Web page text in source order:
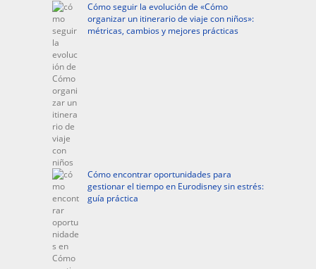
Cómo seguir la evolución de «Cómo
organizar un itinerario de viaje con niños»:
métricas, cambios y mejores prácticas
Cómo encontrar oportunidades para
gestionar el tiempo en Eurodisney sin estrés:
guía práctica